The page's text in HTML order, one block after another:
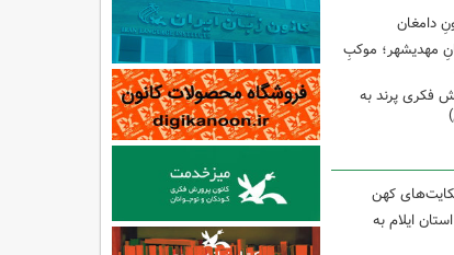
دامغان
مهدیشهر؛ موکبِ
فکری پرند به
کهن
ایلام به